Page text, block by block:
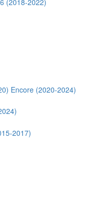
(2018-2022)
Encore (2020-2024)
2017)